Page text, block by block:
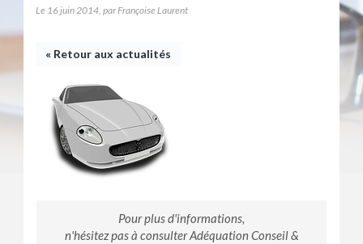
Le 16 juin 2014, par Françoise Laurent
« Retour aux actualités
Pour plus d'informations,
n'hésitez pas à consulter Adéquation Conseil &